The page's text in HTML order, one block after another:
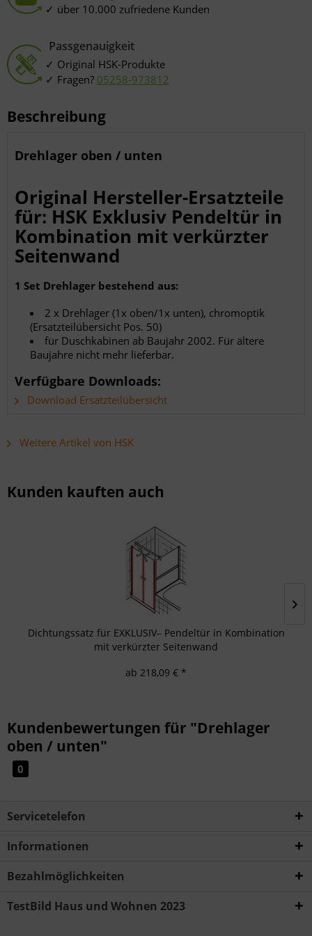
über 10.000 zufriedene Kunden
Passgenauigkeit
Original HSK-Produkte
Fragen? 05258-973812
Beschreibung
Drehlager oben / unten
Original Hersteller-Ersatzteile
für: HSK Exklusiv Pendeltür in
Kombination mit verkürzter
Seitenwand
1 Set Drehlager bestehend aus:
2 x Drehlager (1x oben/1x unten), chromoptik
(Ersatzteilübersicht Pos. 50)
für Duschkabinen ab Baujahr 2002. Für ältere
Baujahre nicht mehr lieferbar.
Verfügbare Downloads:
Download Ersatzteilübersicht
Weitere Artikel von HSK
Kunden kauften auch
Dichtungssatz für EXKLUSIV– Pendeltür in Kombination
mit verkürzter Seitenwand
ab 218,09 € *
Kundenbewertungen für "Drehlager
oben / unten"
0
Servicetelefon
Informationen
Bezahlmöglichkeiten
TestBild Haus und Wohnen 2023